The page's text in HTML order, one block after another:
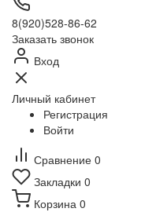
8(920)528-86-62
Заказать звонок
Вход
Личный кабинет
Регистрация
Войти
Сравнение 0
Закладки 0
Корзина 0